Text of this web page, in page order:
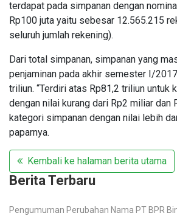
terdapat pada simpanan dengan
Rp100 juta yaitu sebesar 12.565.215
seluruh jumlah rekening).
Dari total simpanan, simpanan yang
penjaminan pada akhir semester I/
triliun. “Terdiri atas Rp81,2 triliun untuk
dengan nilai kurang dari Rp2 miliar dan
kategori simpanan dengan nilai lebih
paparnya.
Kembali ke halaman berita utama
Berita Terbaru
Pengumuman Perubahan Nama PT BPR